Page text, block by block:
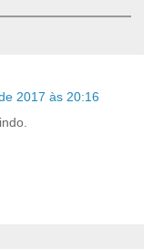
2017 às 20:16